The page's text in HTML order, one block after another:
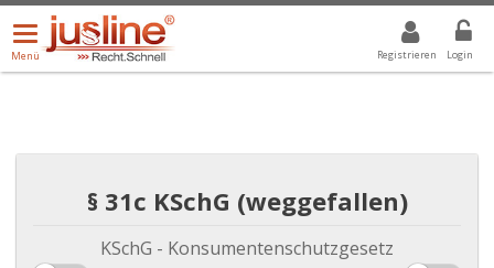
Registrieren Login
Menü
öffnen/schließen
Menü
ALLE DROPDOWN: GEWÄHLTER WERT IST ALLE
§ 31c KSchG (weggefallen)
KSchG - Konsumentenschutzgesetz